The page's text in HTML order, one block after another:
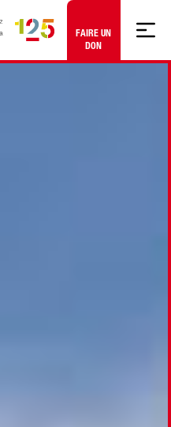
Aller au contenu
FAIRE UN
DON